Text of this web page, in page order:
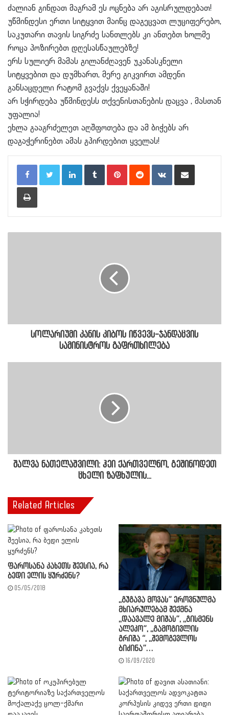
ძალიან გინდათ მაგრამ ეს ოცნება არ აგისრულდებათ!
უწმინდესი ერთი სიტყვით მაინც დაგეცვათ ლუციფერებო,
საკუთარი თავის სიგრძე სანთლებს კი ანთებთ ხოლმე
როცა პოზირებთ დღესასწაულებზე!
ერს სულიერ მამას გილანძღავენ უკანასკნელი
სიტყვებით და დუმხართ, მერე გიკვირთ ამდენი
განსაცდელი რატომ გვაქვს ქვეყანაში!
არ სჭირდება უწმინდესს თქვენისთანების დაცვა , მასთან
უფალია!
ეხლა გააგრძელეთ აღშფოთება და ამ ბიჭებს არ
დაგაჭერინებთ ამას გპირდებით ყველას!
LinkedInTumblr PinterestReddit VKontakteShare via Email
Print
სოლარიუმი კანის კიბოს იწვევს-ჯანდაცვის
სამინისტროს გაფრთხილება
შალვა ნათელაშვილი: ჰეი ქართველნო, გეშინოდეთ
ცხელი ზაფხულის...
Related Articles
ფაროსანა კახეთს შეესია, რა
ბედი ელის ყურძენს?
05/05/2018
,,გუგავა მოვას” ეროვნულმა
მხიარულებამ შექმნა
,,დაავალე მიშას”, ,,გისმენს
ალეკო”, ,,გამოგივლის
გრიშა “, ,,შემოგევლოს
ბიძინა”…
16/09/2020